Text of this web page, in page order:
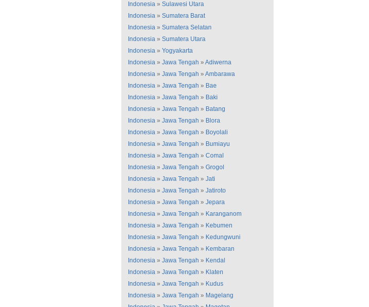
Indonesia » Sulawesi Utara
Indonesia » Sumatera Barat
Indonesia » Sumatera Selatan
Indonesia » Sumatera Utara
Indonesia » Yogyakarta
Indonesia » Jawa Tengah » Adiwerna
Indonesia » Jawa Tengah » Ambarawa
Indonesia » Jawa Tengah » Bae
Indonesia » Jawa Tengah » Baki
Indonesia » Jawa Tengah » Batang
Indonesia » Jawa Tengah » Blora
Indonesia » Jawa Tengah » Boyolali
Indonesia » Jawa Tengah » Bumiayu
Indonesia » Jawa Tengah » Comal
Indonesia » Jawa Tengah » Grogol
Indonesia » Jawa Tengah » Jati
Indonesia » Jawa Tengah » Jatiroto
Indonesia » Jawa Tengah » Jepara
Indonesia » Jawa Tengah » Karanganom
Indonesia » Jawa Tengah » Kebumen
Indonesia » Jawa Tengah » Kedungwuni
Indonesia » Jawa Tengah » Kembaran
Indonesia » Jawa Tengah » Kendal
Indonesia » Jawa Tengah » Klaten
Indonesia » Jawa Tengah » Kudus
Indonesia » Jawa Tengah » Magelang